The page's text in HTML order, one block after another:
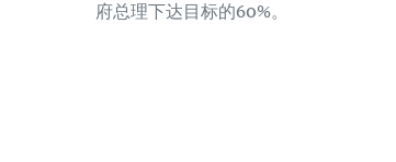
府总理下达目标的60%。